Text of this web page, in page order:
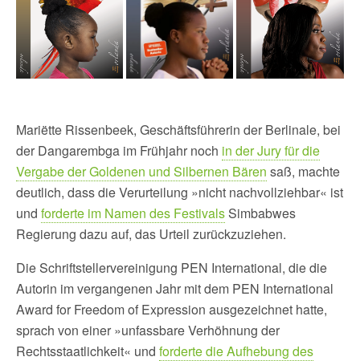
Mariëtte Rissenbeek, Geschäftsführerin der Berlinale, bei
der Dangarembga im Frühjahr noch in der Jury für die
Vergabe der Goldenen und Silbernen Bären saß, machte
deutlich, dass die Verurteilung »nicht nachvollziehbar« ist
und forderte im Namen des Festivals Simbabwes
Regierung dazu auf, das Urteil zurückzuziehen.
Die Schriftstellervereinigung PEN International, die die
Autorin im vergangenen Jahr mit dem PEN International
Award for Freedom of Expression ausgezeichnet hatte,
sprach von einer »unfassbare Verhöhnung der
Rechtsstaatlichkeit« und forderte die Aufhebung des